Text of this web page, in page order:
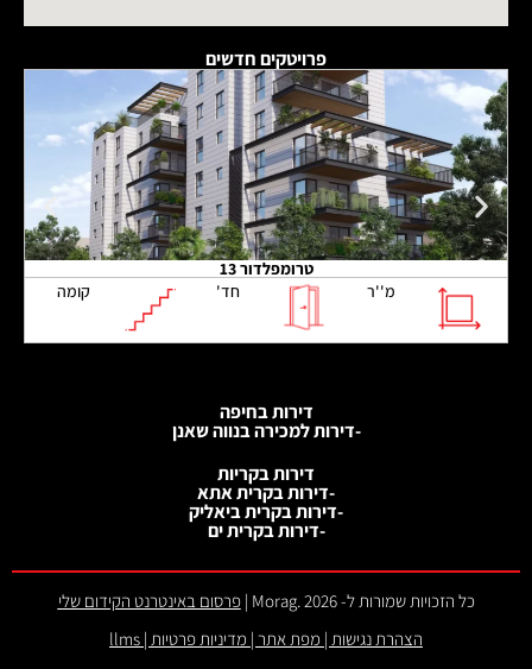
פרויטקים חדשים
טרומפלדור 13
מ''ר
חד' קומה
דירות בחיפה
-דירות למכירה בנווה שאנן
דירות בקריות
-דירות בקרית אתא
-דירות בקרית ביאליק
-דירות בקרית ים
כל הזכויות שמורות ל- 2026 .Morag |
פרסום באינטרנט הקידום שלי
הצהרת נגישות| מפת אתר| מדיניות פרטיות|
llms